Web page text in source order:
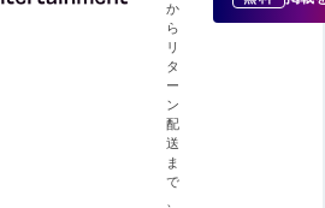
か
ら
リ
タ
ー
ン
配
送
ま
で